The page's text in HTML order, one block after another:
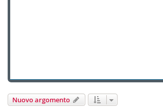
Nuovo argomento